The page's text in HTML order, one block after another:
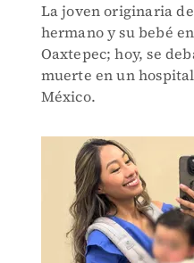
La joven originaria
hermano y su bebé
Oaxtepec; hoy, se
muerte en un
México.